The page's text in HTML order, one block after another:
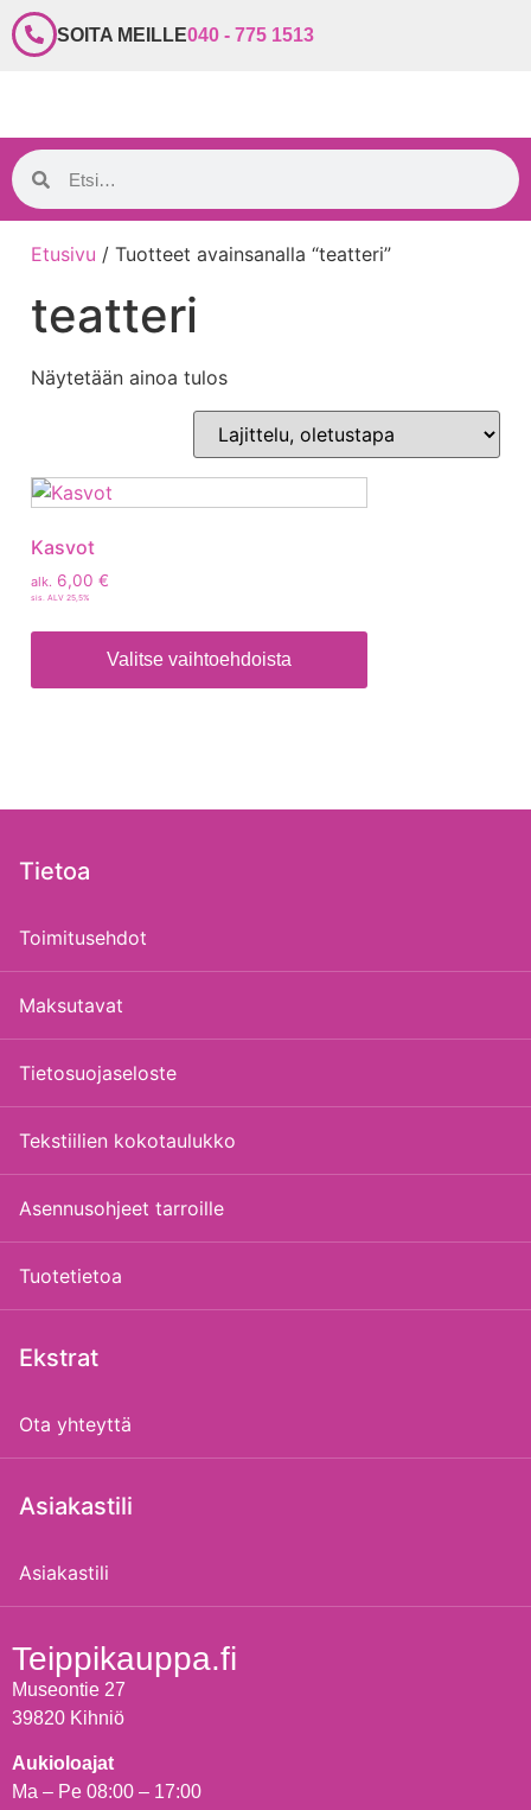
SOITA MEILLE040 - 775 1513
Etusivu / Tuotteet avainsanalla “teatteri”
teatteri
Näytetään ainoa tulos
Kasvot
alk. 6,00 €
sis. ALV 25,5%
Valitse vaihtoehdoista
Tietoa
Toimitusehdot
Maksutavat
Tietosuojaseloste
Tekstiilien kokotaulukko
Asennusohjeet tarroille
Tuotetietoa
Ekstrat
Ota yhteyttä
Asiakastili
Asiakastili
Teippikauppa.fi
Museontie 27
39820 Kihniö
Aukioloajat
Ma – Pe 08:00 – 17:00